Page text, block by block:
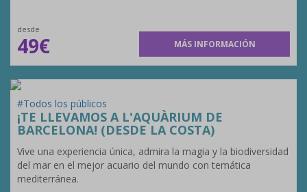
desde
49€ MÁS INFORMACIÓN
#Todos los públicos
¡TE LLEVAMOS A L'AQUÀRIUM DE
BARCELONA! (DESDE LA COSTA)
Vive una experiencia única, admira la magia y la biodiversidad
del mar en el mejor acuario del mundo con temática
mediterránea.